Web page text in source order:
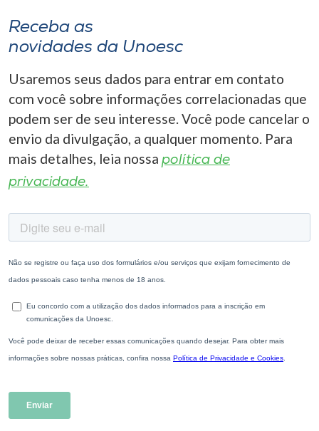
Receba as
novidades da Unoesc
Usaremos seus dados para entrar em contato
com você sobre informações correlacionadas que
podem ser de seu interesse. Você pode cancelar o
envio da divulgação, a qualquer momento. Para
mais detalhes, leia nossa política de
privacidade.